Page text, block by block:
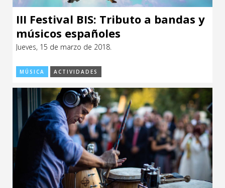
Sin categoría
III Festival BIS: Tributo a bandas y
músicos españoles
Jueves, 15 de marzo de 2018.
MÚSICA ACTIVIDADES